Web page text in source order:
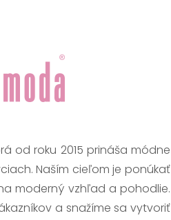
od roku 2015 prináša módne
Naším cieľom je ponúkať
moderný vzhľad a pohodlie.
a snažíme sa vytvoriť